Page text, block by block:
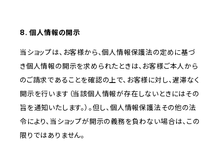
8. 個人情報の開示
当ショップは、お客様から、個人情報保護法の定めに基づ
き個人情報の開示を求められたときは、お客様ご本人から
のご請求であることを確認の上で、お客様に対し、遅滞なく
開示を行います（当該個人情報が存在しないときにはその
旨を通知いたします。）。但し、個人情報保護法その他の法
令により、当ショップが開示の義務を負わない場合は、この
限りではありません。